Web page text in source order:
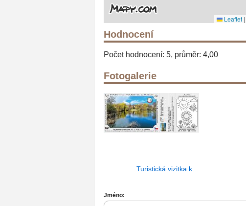
Leaflet |
Hodnocení
Počet hodnocení: 5, průměr: 4,00
Fotogalerie
Turistická vizitka k…
Jméno: